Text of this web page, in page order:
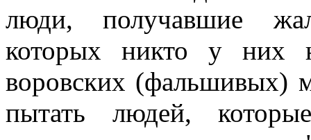
люди, получавшие
которых никто у них
воровских (фальшивых)
пытать людей,